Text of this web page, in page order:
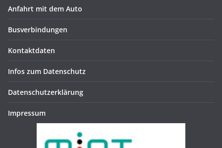
Anfahrt mit dem Auto
Busverbindungen
Kontaktdaten
Infos zum Datenschutz
Datenschutzerklärung
Impressum